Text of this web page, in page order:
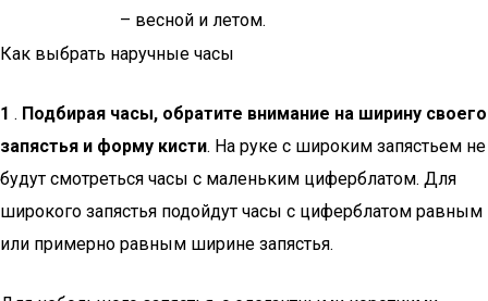
– весной и летом.
Как выбрать наручные часы
1 . Подбирая часы, обратите внимание на ширину своего
запястья и форму кисти. На руке с широким запястьем не
будут смотреться часы с маленьким циферблатом. Для
широкого запястья подойдут часы с циферблатом равным
или примерно равным ширине запястья.